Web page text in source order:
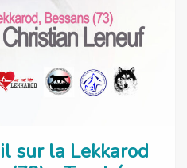
sur la Lekkarod